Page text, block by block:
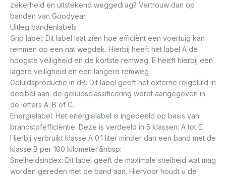
zekerheid en uitstekend weggedrag? Vertrouw dan op
banden van Goodyear.
Uitleg bandenlabels
Grip label: Dit label laat zien hoe efficiënt een voertuig kan
remmen op een nat wegdek. Hierbij heeft het label A de
hoogste veiligheid en de kortste remweg. E heeft hierbij een
lagere veiligheid en een langere remweg
Geluidsproductie in dB: Dit label geeft het externe rolgeluid in
decibel aan. de geluidsclassificering wordt aangegeven in
de letters A. B of C.
Energielabel: Het energielabel is ingedeeld op basis van
brandstofefficiëntie. Deze is verdeeld in 5 klassen: A tot E.
Hierbij verbruikt klasse A 0.1 liter minder dan een band met de
klasse B per 100 kilometer.&nbsp:
Snelheidsindex: Dit label geeft de maximale snelheid wat mag
worden gereden met de band aan. Hiervoor houdt u de